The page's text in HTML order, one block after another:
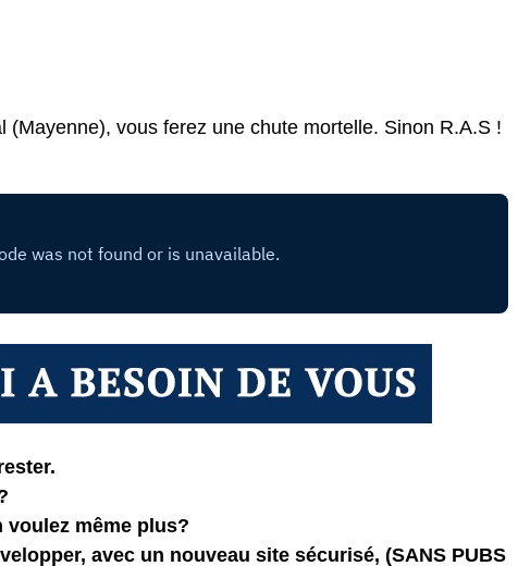
(Mayenne), vous ferez une chute mortelle. Sinon R.A.S !
voulez même plus?
avec un nouveau site sécurisé, (SANS PUBS